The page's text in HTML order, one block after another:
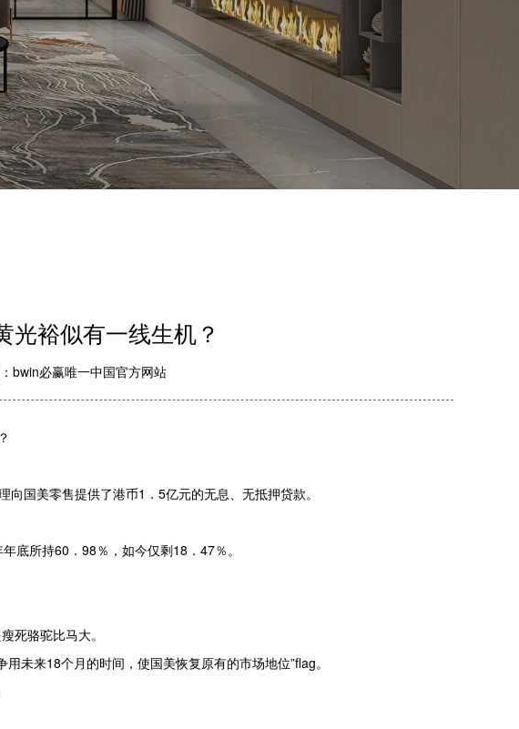
光裕似有一线生机？
bwin必赢唯一中国官方网站
国美零售提供了港币1．5亿元的无息、无抵押贷款。
底所持60．98％，如今仅剩18．47％。
死骆驼比马大。
未来18个月的时间，使国美恢复原有的市场地位”flag。